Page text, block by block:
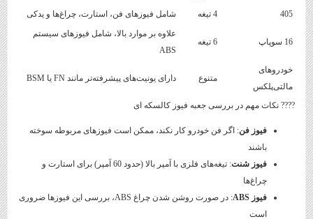
405 4 تیغه شامل فیوزهای فن، استارت، چراغ‌ها و یدکی
16 سوپاپ 6 تیغه
علاوه بر موارد بالا، شامل فیوزهای سیستم
ABS
خودروهای
مالتی‌پلکس
متنوع دارای یونیت‌های پیشرفته‌تر مانند FN یا BSM
???? نکات مهم در بررسی جعبه فیوز کالسکه ای
فیوز فن: اگر فن خودرو کار نکند، ممکن است فیوزهای مربوطه سوخته
باشند
فیوز شنت
: تیغه‌های فلزی با آمپر بالا (حدود 60 آمپر) برای استارت و
چراغ‌ها
فیوز ABS
: در صورت روشن شدن چراغ ABS، بررسی این فیوزها ضروری
است